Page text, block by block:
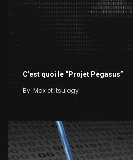
C’est quoi le “Projet Pegasus”
By Max et Itsulogy